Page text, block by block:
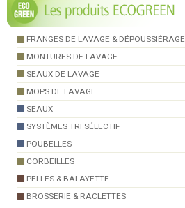
FRANGES DE LAVAGE & DÉPOUSSIÉRAGE
MONTURES DE LAVAGE
SEAUX DE LAVAGE
MOPS DE LAVAGE
SEAUX
SYSTÈMES TRI SÉLECTIF
POUBELLES
CORBEILLES
PELLES & BALAYETTE
BROSSERIE & RACLETTES